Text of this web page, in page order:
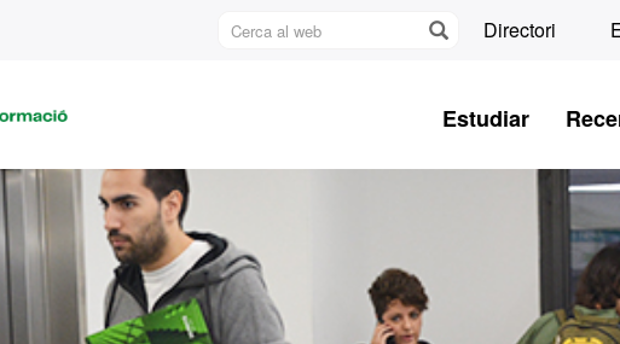
Cerca
Directori
B
Estudiar